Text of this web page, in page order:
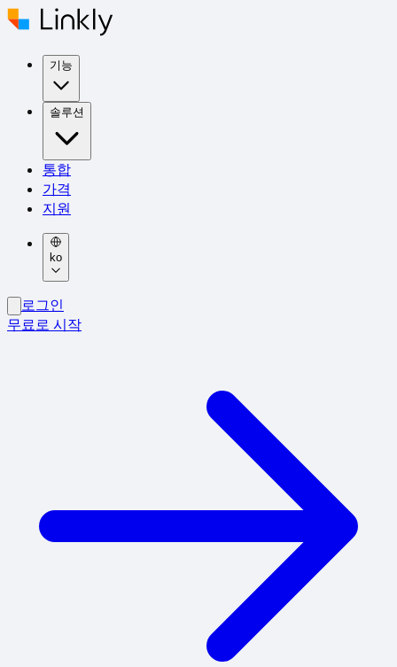
기능
솔루션
통합
가격
지원
ko
로그인
무료로 시작